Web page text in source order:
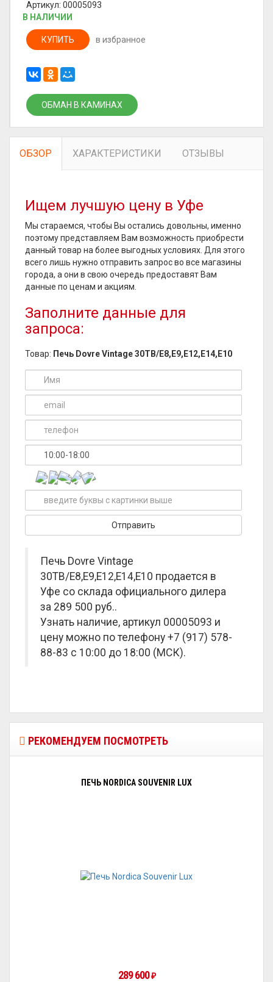
Артикул: 00005093
В НАЛИЧИИ
КУПИТЬ в избранное
ОБМАН В КАМИНАХ
ОБЗОР ХАРАКТЕРИСТИКИ ОТЗЫВЫ
Ищем лучшую цену в Уфе
Мы стараемся, чтобы Вы остались довольны, именно
поэтому представляем Вам возможность приобрести
данный товар на более выгодных условиях. Для этого
всего лишь нужно отправить запрос во все магазины
города, а они в свою очередь предоставят Вам
данные по ценам и акциям.
Заполните данные для
запроса:
Товар: Печь Dovre Vintage 30TB/E8,E9,E12,E14,E10
Печь Dovre Vintage
30TB/E8,E9,E12,E14,E10 продается в
Уфе со склада официального дилера
за 289 500 руб..
Узнать наличие, артикул 00005093 и
цену можно по телефону +7 (917) 578-
88-83 с 10:00 до 18:00 (МСК).
РЕКОМЕНДУЕМ ПОСМОТРЕТЬ
ПЕЧЬ NORDICA SOUVENIR LUX
289 600 ₽